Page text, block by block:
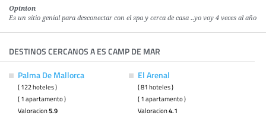
Opinion
Es un sitio genial para desconectar con el spa y cerca de casa ..yo voy 4 veces al año
DESTINOS CERCANOS A ES CAMP DE MAR
Palma De Mallorca
( 122 hoteles )
( 1 apartamento )
Valoracion5.9
El Arenal
( 81 hoteles )
( 1 apartamento )
Valoracion4.1